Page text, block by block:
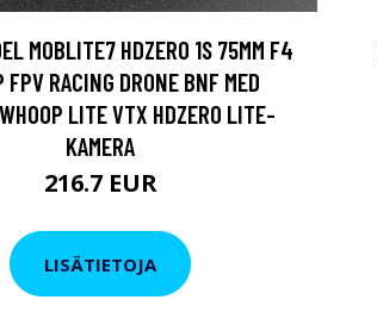
MOBLITE7 HDZERO 1S 75MM F4
FPV RACING DRONE BNF MED
LITE VTX HDZERO LITE-
KAMERA
216.7 EUR
LISÄTIETOJA